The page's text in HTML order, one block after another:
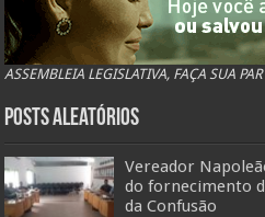
ASSEMBLEIA LEGISLATIVA, FAÇA SUA
Posts Aleatórios
Vereador
do fornecimento
da Confusão